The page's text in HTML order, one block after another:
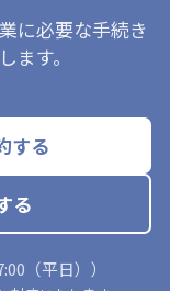
に必要な手続き
ます。
する
る
（平日） ）